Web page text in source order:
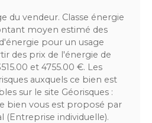
du vendeur. Classe énergie
moyen estimé des
pour un usage
des prix de l'énergie de
et 4755.00 €. Les
auxquels ce bien est
sur le site Géorisques :
bien vous est proposé par
(Entreprise individuelle).